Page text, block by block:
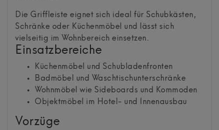
Die Griffleiste eignet sich ideal für Schubkästen,
Schränke oder Küchenmöbel und lässt sich
vielseitig im Wohnbereich einsetzen.
Einsatzbereiche
Küchenmöbel und Schubladenfronten
Badmöbel und Waschtischunterschränke
Wohnmöbel wie Sideboards und Kommoden
Objektmöbel im Hotel- und Innenausbau
Vorzüge